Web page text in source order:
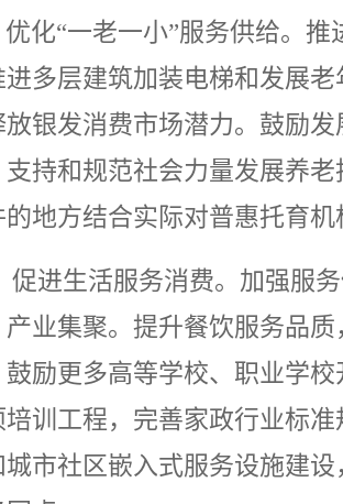
优化“一老一小”服务供给。
多层建筑加装电梯和发展
银发消费市场潜力。鼓励
持和规范社会力量发展养
地方结合实际对普惠托育
促进生活服务消费。加强服
业集聚。提升餐饮服务品
励更多高等学校、职业学
训工程，完善家政行业标
城市社区嵌入式服务设施建